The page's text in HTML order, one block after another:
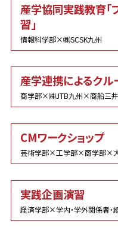
産学協同実践教育「
習」
情報科学部×㈱SCSK九州
産学連携によるクル
商学部×㈱JTB九州×商船三
CMワークショップ
芸術学部×工学部×商学部×
実践企画演習
経済学部×学内・学外関係者・